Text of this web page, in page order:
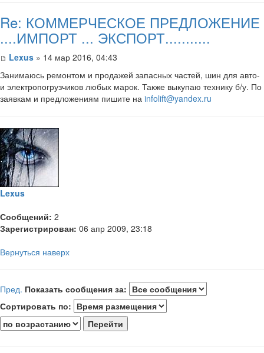
Re: КОММЕРЧЕСКОЕ ПРЕДЛОЖЕНИЕ
....ИМПОРТ ... ЭКСПОРТ...........
Lexus » 14 мар 2016, 04:43
Занимаюсь ремонтом и продажей запасных частей, шин для авто-
и электропогрузчиков любых марок. Также выкупаю технику б/у. По
заявкам и предложениям пишите на infolift@yandex.ru
Lexus
Сообщений: 2
Зарегистрирован: 06 апр 2009, 23:18
Вернуться наверх
Пред. Показать сообщения за:
Сортировать по: